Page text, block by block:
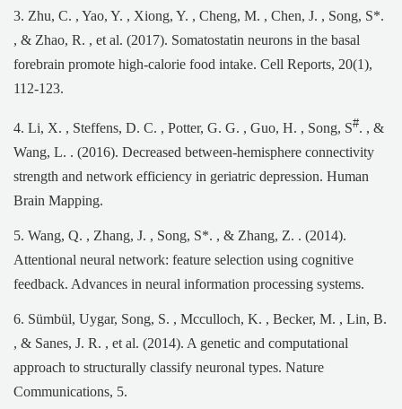
3. Zhu, C. , Yao, Y. , Xiong, Y. , Cheng, M. , Chen, J. , Song, S*.
, & Zhao, R. , et al. (2017). Somatostatin neurons in the basal
forebrain promote high-calorie food intake. Cell Reports, 20(1),
112-123.
4. Li, X. , Steffens, D. C. , Potter, G. G. , Guo, H. , Song, S#. , &
Wang, L. . (2016). Decreased between-hemisphere connectivity
strength and network efficiency in geriatric depression. Human
Brain Mapping.
5. Wang, Q. , Zhang, J. , Song, S*. , & Zhang, Z. . (2014).
Attentional neural network: feature selection using cognitive
feedback. Advances in neural information processing systems.
6. Sümbül, Uygar, Song, S. , Mcculloch, K. , Becker, M. , Lin, B.
, & Sanes, J. R. , et al. (2014). A genetic and computational
approach to structurally classify neuronal types. Nature
Communications, 5.